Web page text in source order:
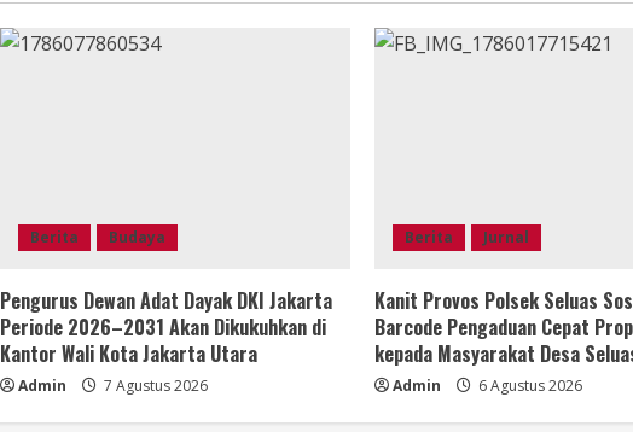
Berita Budaya
Pengurus Dewan Adat Dayak DKI Jakarta
Periode 2026–2031 Akan Dikukuhkan di
Kantor Wali Kota Jakarta Utara
Admin 7 Agustus 2026
Berita Jurnal
Kanit Provos Polsek Seluas
Barcode Pengaduan Cepat
kepada Masyarakat Desa
Admin 6 Agustus 2026